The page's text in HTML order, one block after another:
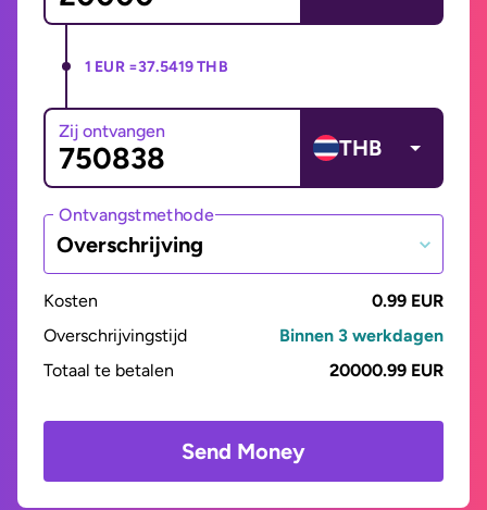
1 EUR =37.5419 THB
Zij ontvangen
THB
Ontvangstmethode
Overschrijving
Kosten
0.99 EUR
Overschrijvingstijd
Binnen 3 werkdagen
Totaal te betalen
20000.99 EUR
Send Money